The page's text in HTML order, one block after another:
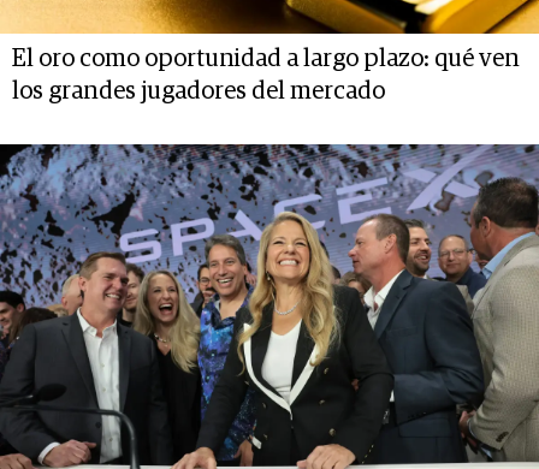
El oro como oportunidad a largo plazo: qué ven
los grandes jugadores del mercado